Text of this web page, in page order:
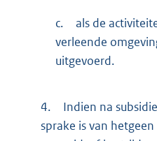
c.
als de
verleende
uitgevoerd.
4.
Indien na
sprake is van